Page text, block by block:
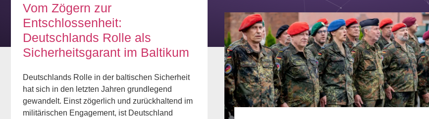
Vom Zögern zur
Entschlossenheit:
Deutschlands Rolle als
Sicherheitsgarant im Baltikum
Deutschlands Rolle in der baltischen Sicherheit
hat sich in den letzten Jahren grundlegend
gewandelt. Einst zögerlich und zurückhaltend im
militärischen Engagement, ist Deutschland